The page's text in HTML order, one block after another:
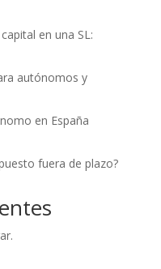
en una SL:
autónomos y
en España
fuera de plazo?